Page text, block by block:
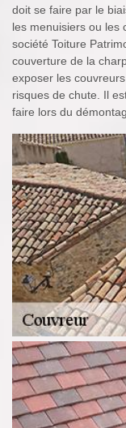
doit se faire par le
les menuisiers ou les
société Toiture
couverture de la
exposer les
risques de chute. Il
faire lors du